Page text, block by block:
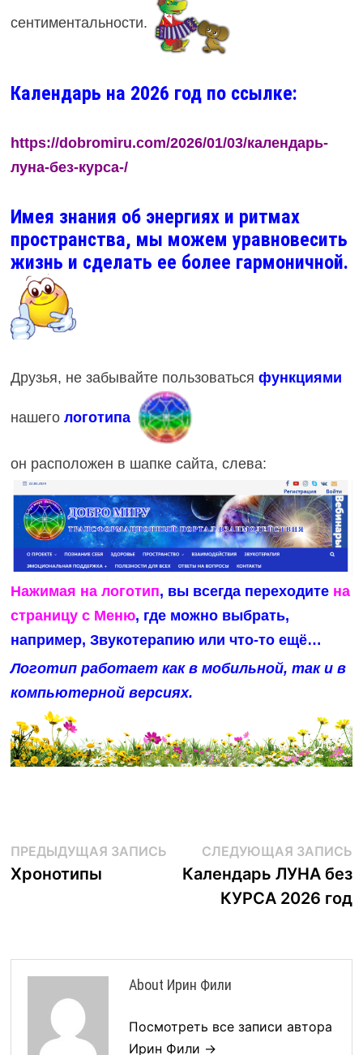
сентиментальности.
Календарь на 2026 год по ссылке:
https://dobromiru.com/2026/01/03/календарь-
луна-без-курса-/
Имея знания об энергиях и ритмах
пространства, мы можем уравновесить
жизнь и сделать ее более гармоничной.
Друзья, не забывайте пользоваться функциями
нашего логотипа
он расположен в шапке сайта, слева:
Нажимая на логотип, вы всегда переходите на
страницу с Меню, где можно выбрать,
например, Звукотерапию или что-то ещё…
Логотип работает как в мобильной, так и в
компьютерной версиях.
Навигация
по
ПРЕДЫДУЩАЯ ЗАПИСЬПредыдущая
запись:
Хронотипы
СЛЕДУЮЩАЯ ЗАПИСЬ
Календарь ЛУНА без
КУРСА 2026 год
About Ирин Фили
Посмотреть все записи автора
Ирин Фили →